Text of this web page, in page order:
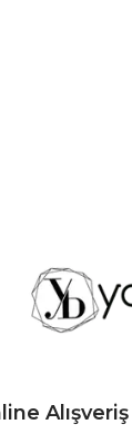
Alışveriş